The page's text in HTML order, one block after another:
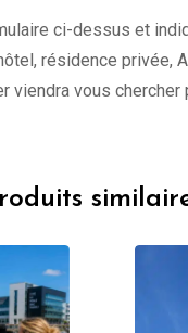
ci-dessus et
résidence privée,
viendra vous chercher